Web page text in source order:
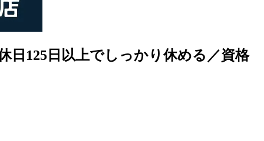
日125日以上でしっかり休める／資格